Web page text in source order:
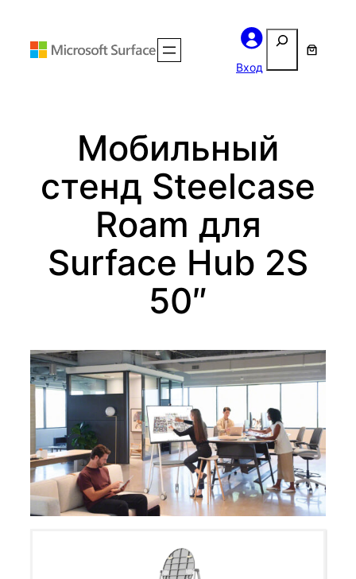
Вход
Поиск
Мобильный
стенд Steelcase
Roam для
Surface Hub 2S
50″